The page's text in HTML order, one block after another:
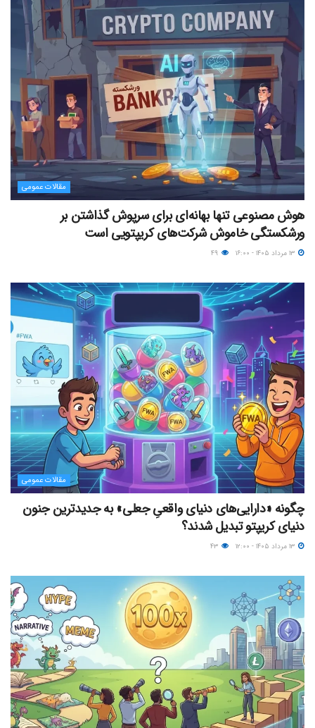
مقالات عمومی
هوش مصنوعی تنها بهانه‌ای برای سرپوش گذاشتن بر
ورشکستگی خاموش شرکت‌های کریپتویی است
مقالات عمومی
چگونه «دارایی‌های دنیای واقعیِ جعلی» به جدیدترین جنون
دنیای کریپتو تبدیل شدند؟